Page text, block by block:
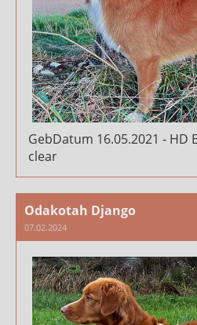
GebDatum 16.05.2021 - HD
clear
Odakotah Django
07.02.2024